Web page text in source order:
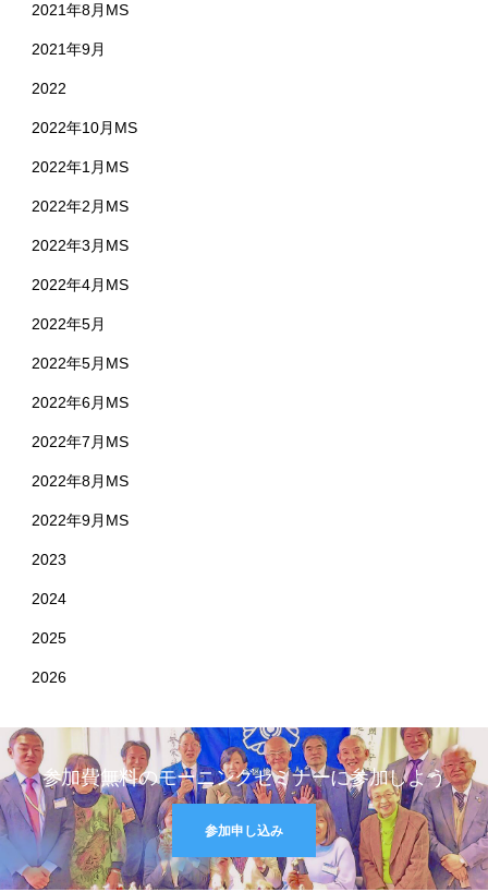
2021年8月MS
2021年9月
2022
2022年10月MS
2022年1月MS
2022年2月MS
2022年3月MS
2022年4月MS
2022年5月
2022年5月MS
2022年6月MS
2022年7月MS
2022年8月MS
2022年9月MS
2023
2024
2025
2026
参加費無料のモーニングセミナーに参加しよう
参加申し込み